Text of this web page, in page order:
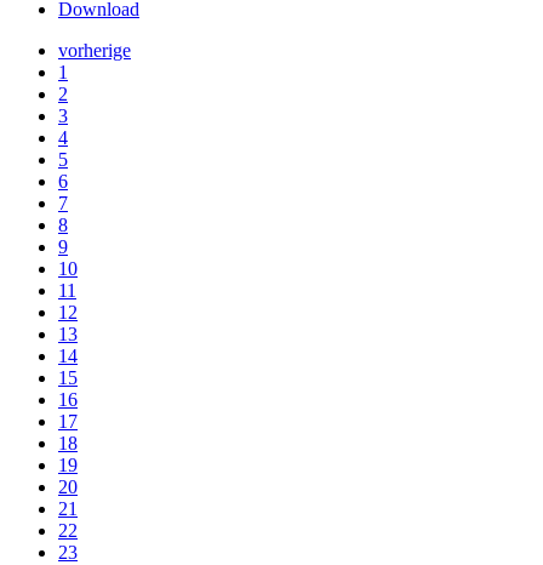
Download
vorherige
1
2
3
4
5
6
7
8
9
10
11
12
13
14
15
16
17
18
19
20
21
22
23